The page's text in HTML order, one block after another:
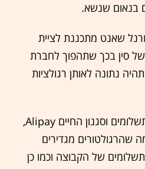
בנאום שנשא.
שאנט מתכננת לציית
של סין בכך שתהפוך לחברת
נתונה לאותן רגולציות
בבעלות אנט אפליקציית התשלומים וסגנון החיים Alipay,
מגדירים
של הקבוצה וכמו כן